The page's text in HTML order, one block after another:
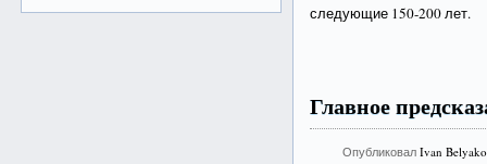
следующие 150-200 лет.
Главное
ОпубликовалIvan